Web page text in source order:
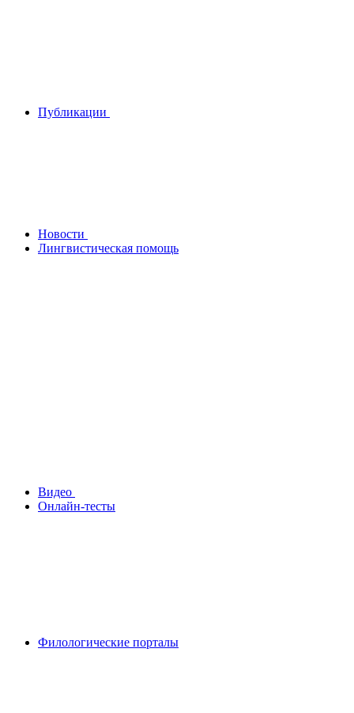
Публикации
Новости
Лингвистическая помощь
Видео
Онлайн-тесты
Филологические порталы